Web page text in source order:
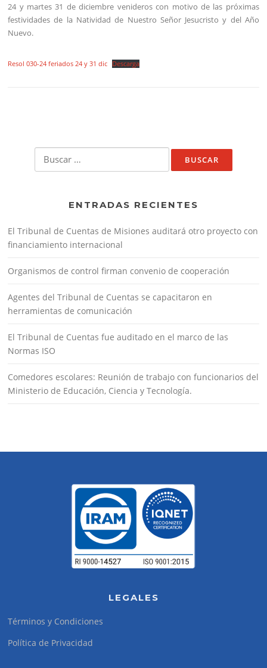
24 y martes 31 de diciembre venideros con motivo de las próximas
festividades de la Natividad de Nuestro Señor Jesucristo y del Año
Nuevo.
Resol 030-24 feriados 24 y 31 dic Descarga
ENTRADAS RECIENTES
El Tribunal de Cuentas de Misiones auditará otro proyecto con
financiamiento internacional
Organismos de control firman convenio de cooperación
Agentes del Tribunal de Cuentas se capacitaron en
herramientas de comunicación
El Tribunal de Cuentas fue auditado en el marco de las
Normas ISO
Comedores escolares: Reunión de trabajo con funcionarios del
Ministerio de Educación, Ciencia y Tecnología.
LEGALES
Términos y Condiciones
Política de Privacidad